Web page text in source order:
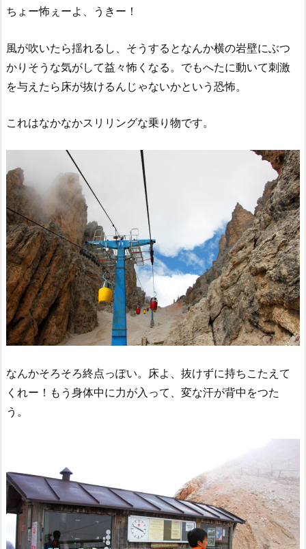
ちょー怖ぇーよ、うきー！
風が吹いたら揺れるし、そうするとなんか横の岩壁にぶつ
かりそうな気がして益々怖くなる。でもへたに動いて刺激
を与えたら床が抜けるんじゃないかという恐怖。
これはなかなかスリリングな乗り物です。
なんかそろそろ終点っぽい。床よ、抜けずに持ちこたえて
くれー！もう身体中に力が入って、変な汗が背中をつた
う。